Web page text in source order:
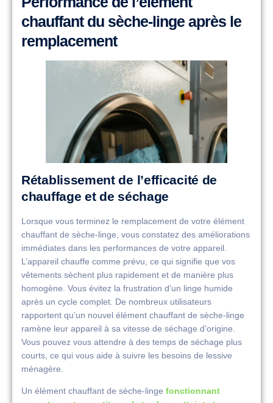
chauffant du sèche-linge après le
remplacement
Rétablissement de l’efficacité de
chauffage et de séchage
Lorsque vous terminez le remplacement de votre élément
chauffant de sèche-linge, vous constatez des améliorations
immédiates dans les performances de votre appareil.
L’appareil chauffe comme prévu, ce qui signifie que vos
vêtements sèchent plus rapidement et de manière plus
homogène. Vous évitez la frustration d’un linge humide
après un cycle complet. De nombreux utilisateurs
rapportent qu’un nouvel élément chauffant de sèche-linge
ramène leur appareil à sa vitesse de séchage d’origine.
Vous pouvez vous attendre à des temps de séchage plus
courts, ce qui vous aide à suivre les besoins de lessive
ménagère.
Un élément chauffant de sèche-linge fonctionnant